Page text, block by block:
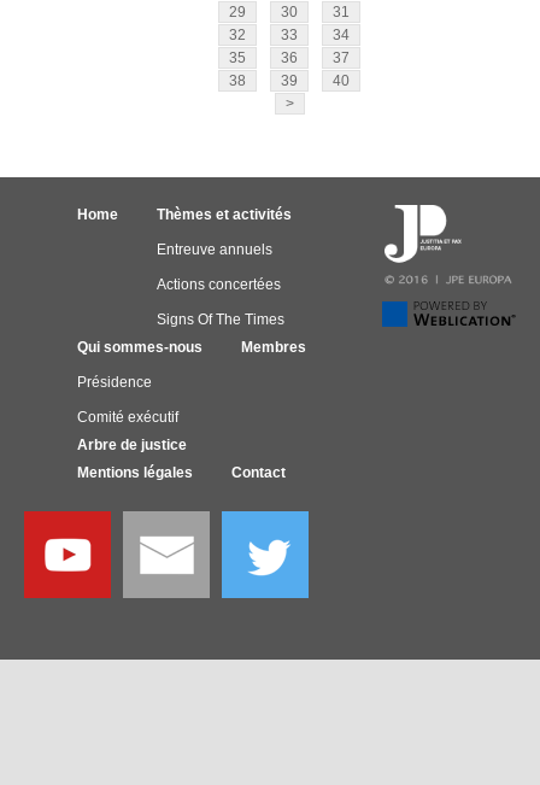
29
30
31
32
33
34
35
36
37
38
39
40
>
Home Thèmes et activités
Entreuve annuels
Actions concertées
Signs Of The Times
Qui sommes-nous
Présidence
Comité exécutif
Membres
Arbre de justice
Mentions légales
Contact